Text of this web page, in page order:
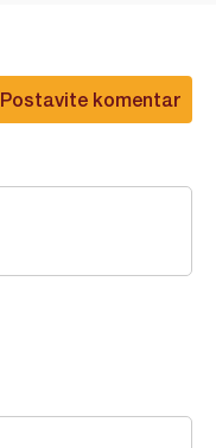
Postavite komentar